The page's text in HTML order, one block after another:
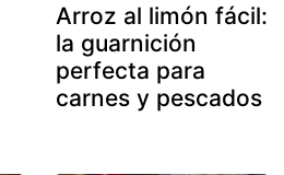
Arroz al limón fácil:
la guarnición
perfecta para
carnes y pescados